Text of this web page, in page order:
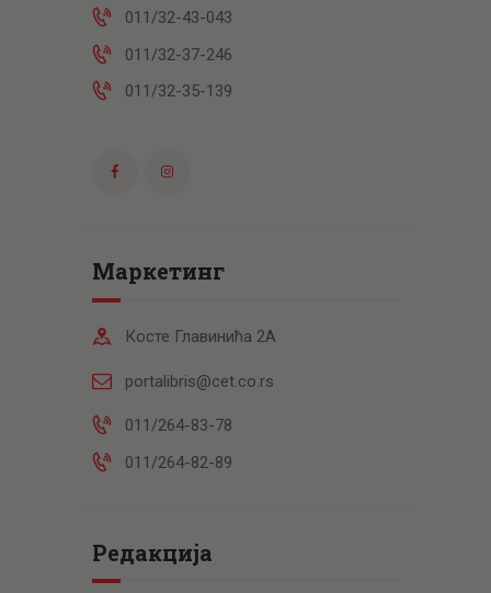
011/32-43-043
011/32-37-246
011/32-35-139
Маркетинг
Косте Главинића 2А
portalibris@cet.co.rs
011/264-83-78
011/264-82-89
Редакција